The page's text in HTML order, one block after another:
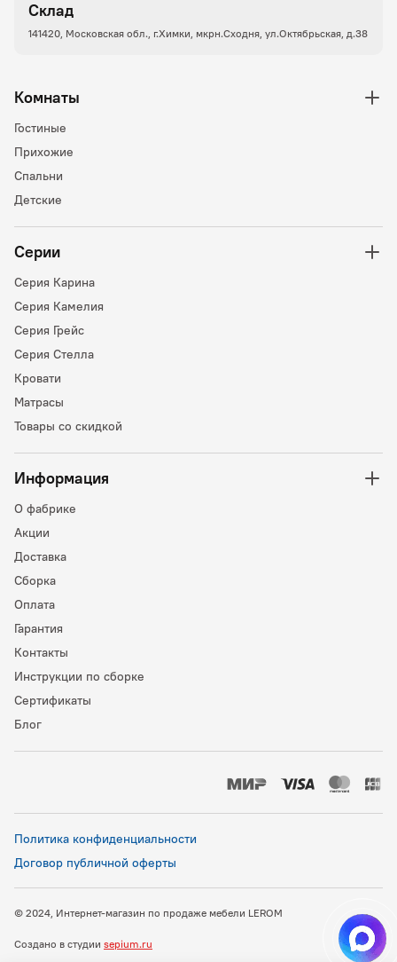
Склад
141420, Московская обл., г.Химки, мкрн.Сходня, ул.Октябрьская, д.38
Комнаты
Гостиные
Прихожие
Спальни
Детские
Серии
Серия Карина
Серия Камелия
Серия Грейс
Серия Стелла
Кровати
Матрасы
Товары со скидкой
Информация
О фабрике
Акции
Доставка
Сборка
Оплата
Гарантия
Контакты
Инструкции по сборке
Сертификаты
Блог
Политика конфиденциальности
Договор публичной оферты
© 2024, Интернет-магазин по продаже мебели LEROM
Создано в студии sepium.ru